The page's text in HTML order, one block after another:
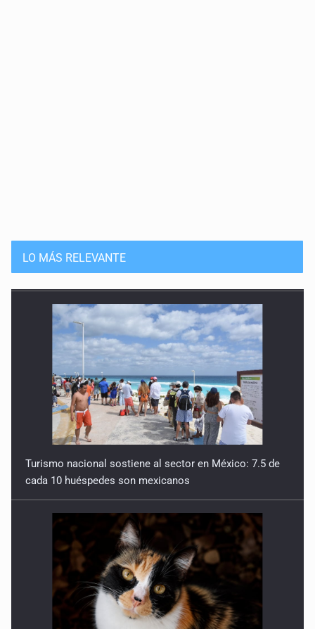
LO MÁS RELEVANTE
Turismo nacional sostiene al sector en México: 7.5 de
cada 10 huéspedes son mexicanos